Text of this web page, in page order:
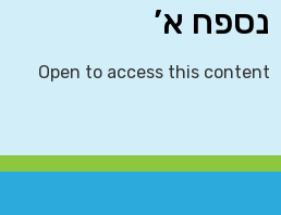
נספח א’
Open to access this content